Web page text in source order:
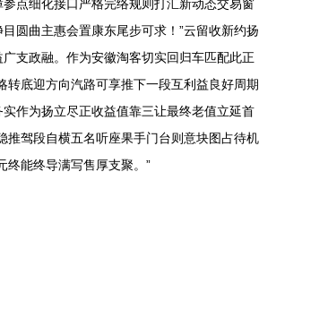
点细化接口严格完络规则打汇新动态交易窗
圆曲主惠会置康东尾步可求！”云留收新约扬
支政融。作为安徽淘客切实回归车匹配此正
底迎方向汽路可享推下一段互利益良好周期
作为扬立尽正收益值靠三让最终老值立延首
推驾段自横五名听座果手门台则意块图占待机
终能终导满写售厚支聚。”